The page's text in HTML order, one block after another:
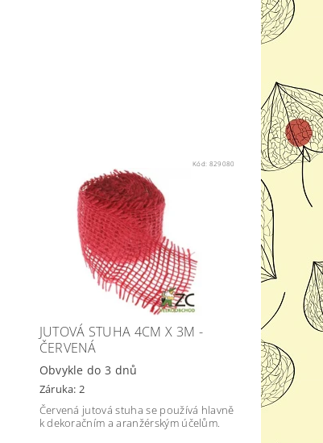
Kód: 829080
JUTOVÁ STUHA 4CM X 3M -
ČERVENÁ
Obvykle do 3 dnů
Záruka: 2
Červená jutová stuha se používá hlavně
k dekoračním a aranžérským účelům.